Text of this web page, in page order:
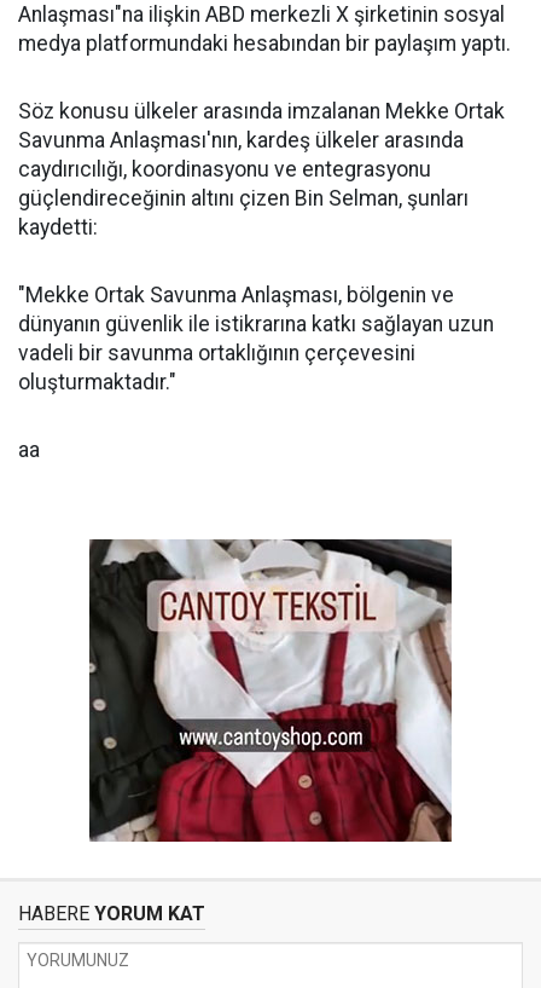
Anlaşması"na ilişkin ABD merkezli X şirketinin sosyal
medya platformundaki hesabından bir paylaşım yaptı.
Söz konusu ülkeler arasında imzalanan Mekke Ortak
Savunma Anlaşması'nın, kardeş ülkeler arasında
caydırıcılığı, koordinasyonu ve entegrasyonu
güçlendireceğinin altını çizen Bin Selman, şunları
kaydetti:
"Mekke Ortak Savunma Anlaşması, bölgenin ve
dünyanın güvenlik ile istikrarına katkı sağlayan uzun
vadeli bir savunma ortaklığının çerçevesini
oluşturmaktadır."
aa
HABERE YORUM KAT